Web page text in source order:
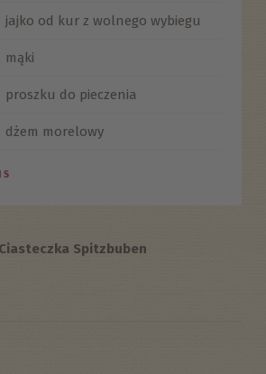
jajko od kur z wolnego wybiegu
mąki
proszku do pieczenia
dżem morelowy
Spitzbuben